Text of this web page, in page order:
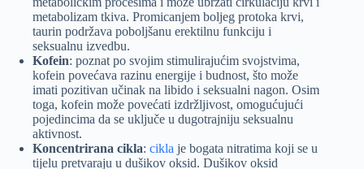
metabolizam tkiva. Promicanjem boljeg protoka krvi,
taurin podržava poboljšanu erektilnu funkciju i
seksualnu izvedbu.
Kofein: poznat po svojim stimulirajućim svojstvima,
kofein povećava razinu energije i budnost, što može
imati pozitivan učinak na libido i seksualni nagon. Osim
toga, kofein može povećati izdržljivost, omogućujući
pojedincima da se uključe u dugotrajniju seksualnu
aktivnost.
Koncentrirana cikla: cikla je bogata nitratima koji se u
tijelu pretvaraju u dušikov oksid. Dušikov oksid